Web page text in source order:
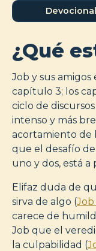
Devocional
¿Qué
Job y sus
capítulo 3; los
ciclo de
intenso y más
acortamiento de
que el desafío
uno y dos, está
Elifaz duda de
sirva de algo (Job
carece de
Job que el
la culpabilidad (